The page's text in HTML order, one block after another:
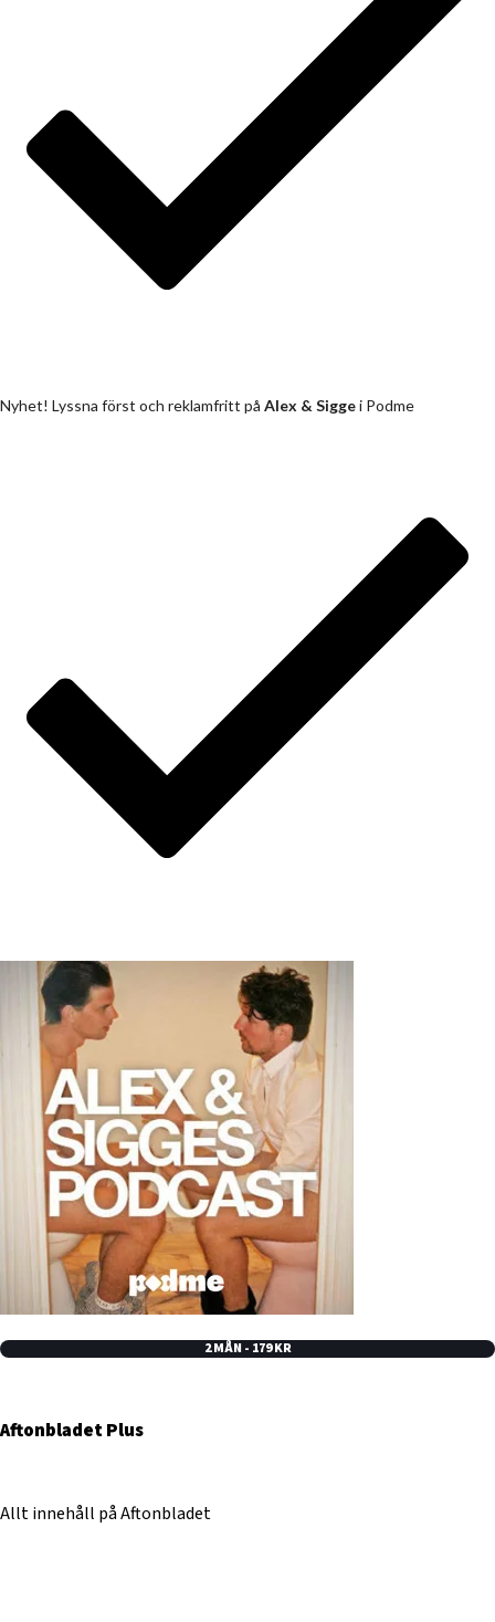
Nyhet! Lyssna först och reklamfritt på Alex & Siggei Podme
2 MÅN - 179 KR
Aftonbladet Plus
Allt innehåll på Aftonbladet